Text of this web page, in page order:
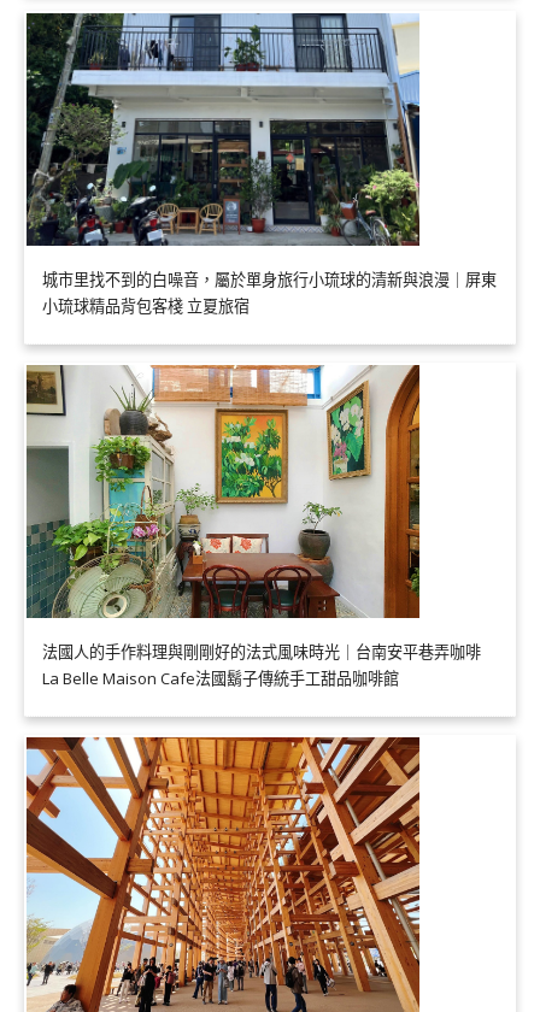
城市里找不到的白噪音，屬於單身旅行小琉球的清新與浪漫｜屏東
小琉球精品背包客棧 立夏旅宿
法國人的手作料理與剛剛好的法式風味時光｜台南安平巷弄咖啡
La Belle Maison Cafe法國鬍子傳統手工甜品咖啡館